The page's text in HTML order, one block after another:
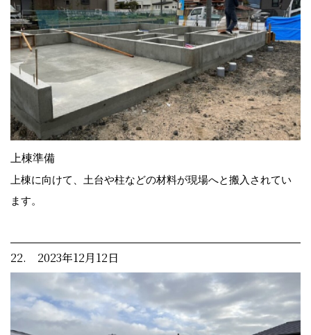
上棟準備
上棟に向けて、土台や柱などの材料が現場へと搬入されてい
ます。
22. 2023年12月12日